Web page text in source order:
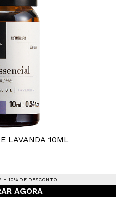
LAVANDA 10ML
+ 10% DE DESCONTO
AGORA